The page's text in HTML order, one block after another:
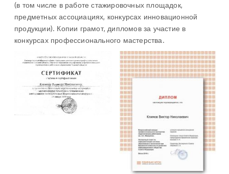
(в том числе в работе стажировочных площадок,
предметных ассоциациях, конкурсах инновационной
продукции). Копии грамот, дипломов за участие в
конкурсах профессионального мастерства.